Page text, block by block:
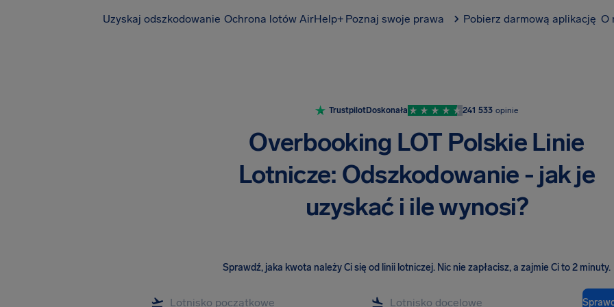
Uzyskaj odszkodowanie Ochrona lotów AirHelp+ Poznaj swoje prawa Pobierz darmową aplikację O
TrustpilotDoskonała 241 533 opinie
Overbooking LOT Polskie Linie
Lotnicze: Odszkodowanie - jak je
uzyskać i ile wynosi?
Sprawdź, jaka kwota należy Ci się od linii lotniczej. Nic nie zapłacisz, a zajmie Ci to 2 minuty.